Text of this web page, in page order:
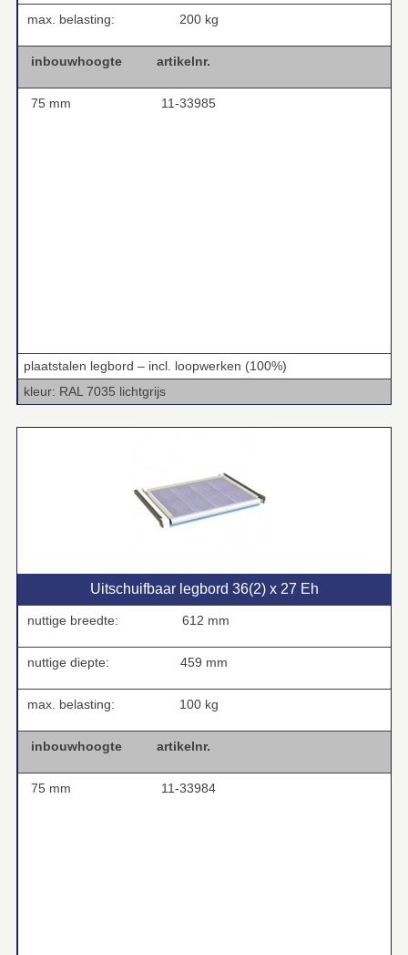
max. belasting: 200 kg
inbouwhoogte artikelnr.
75 mm 11-33985
plaatstalen legbord – incl. loopwerken (100%)
kleur: RAL 7035 lichtgrijs
Uitschuifbaar legbord 36(2) x 27 Eh
nuttige breedte: 612 mm
nuttige diepte: 459 mm
max. belasting: 100 kg
inbouwhoogte artikelnr.
75 mm 11-33984